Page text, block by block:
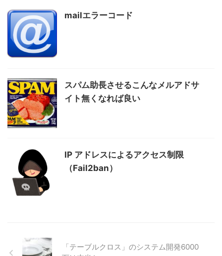
mailエラーコード
スパム助長させるこんなメルアドサ
イト無くなれば良い
IP アドレスによるアクセス制限
（Fail2ban）
「テーブルクロス」のシステム開発6000